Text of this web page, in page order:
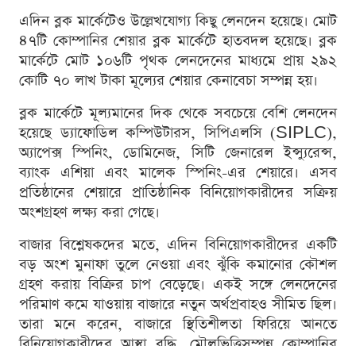
এদিন ব্লক মার্কেটেও উল্লেখযোগ্য কিছু লেনদেন হয়েছে। মোট
৪৭টি কোম্পানির শেয়ার ব্লক মার্কেটে হাতবদল হয়েছে। ব্লক
মার্কেটে মোট ১০৬টি পৃথক লেনদেনের মাধ্যমে প্রায় ২৯২
কোটি ৭০ লাখ টাকা মূল্যের শেয়ার কেনাবেচা সম্পন্ন হয়।
ব্লক মার্কেটে মূল্যমানের দিক থেকে সবচেয়ে বেশি লেনদেন
হয়েছে ড্যাফোডিল কম্পিউটারস, সিপিএলসি (SIPLC),
অ্যাপেক্স স্পিনিং, ডোমিনেজ, সিটি জেনারেল ইন্স্যুরেন্স,
ব্যাংক এশিয়া এবং মালেক স্পিনিং-এর শেয়ারে। এসব
প্রতিষ্ঠানের শেয়ারে প্রাতিষ্ঠানিক বিনিয়োগকারীদের সক্রিয়
অংশগ্রহণ লক্ষ্য করা গেছে।
বাজার বিশ্লেষকদের মতে, এদিন বিনিয়োগকারীদের একটি
বড় অংশ মুনাফা তুলে নেওয়া এবং ঝুঁকি কমানোর কৌশল
গ্রহণ করায় বিক্রির চাপ বেড়েছে। একই সঙ্গে লেনদেনের
পরিমাণ কমে যাওয়ায় বাজারে নতুন অর্থপ্রবাহও সীমিত ছিল।
তারা মনে করেন, বাজারে স্থিতিশীলতা ফিরিয়ে আনতে